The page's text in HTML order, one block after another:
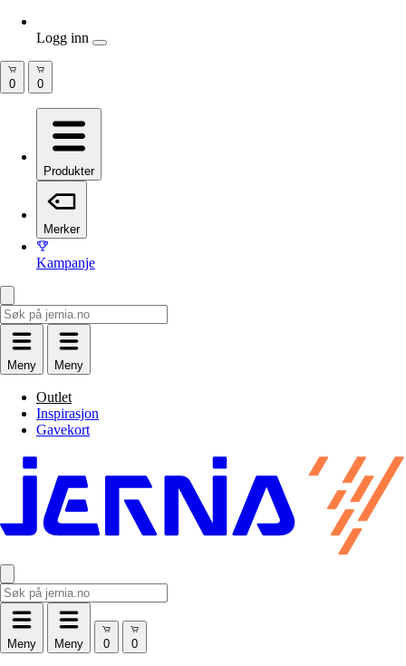
Produkter
Merker
Kampanje
Meny Meny
Outlet
Inspirasjon
Gavekort
Meny Meny